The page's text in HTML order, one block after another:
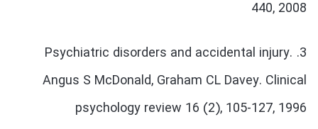
440, 2008
3. Psychiatric disorders and accidental injury.
Angus S McDonald, Graham CL Davey. Clinical
psychology review 16 (2), 105-127, 1996